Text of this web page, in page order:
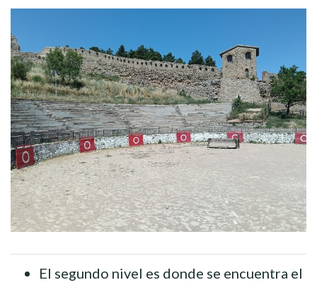
El segundo nivel es donde se encuentra el